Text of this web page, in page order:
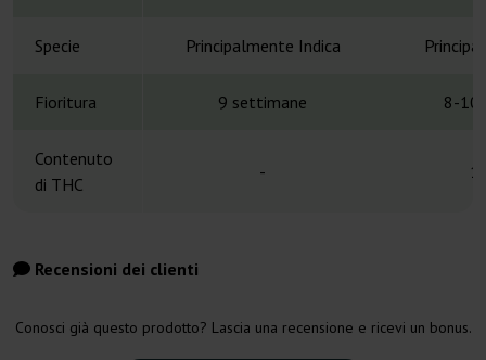
Specie Principalmente Indica
Fioritura 9 settimane 8-10
Contenuto
di THC
-
Recensioni dei clienti
Conosci già questo prodotto? Lascia una recensione e ricevi un bonus.